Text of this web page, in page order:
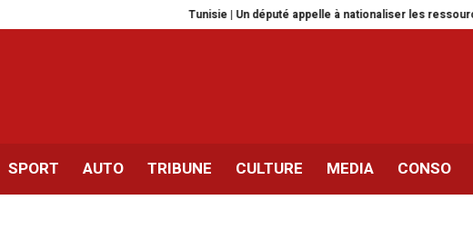
Tunisie | Un député appelle à nationaliser les ressources du
SPORT AUTO TRIBUNE CULTURE MEDIA CONSO